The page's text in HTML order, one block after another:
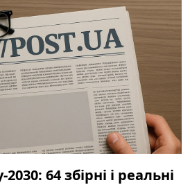
64 збірні і реальні